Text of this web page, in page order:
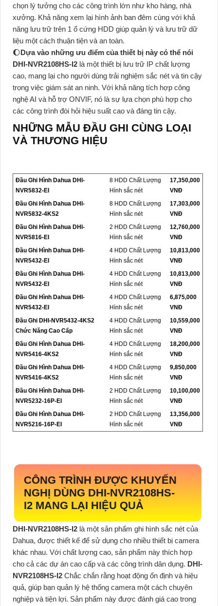
chọn lý tưởng cho các công trình lớn như kho hàng, nhà
xưởng. Khả năng xem lại hình ảnh ban đêm cùng với khả
năng lưu trữ trên 1 ổ cứng HDD giúp quản lý và lưu trữ dữ
liệu một cách thuận tiện và an toàn.
🌔Dựa vào những ưu điểm của thiết bị này có thể nói
DHI-NVR2108HS-I2 là một thiết bị lưu trữ IP chất lượng
cao, mang lại cho người dùng trải nghiệm sắc nét và tin cậy
trong việc giám sát an ninh. Với khả năng tích hợp công
nghệ AI và hỗ trợ ONVIF, nó là sự lựa chọn phù hợp cho
các công trình đòi hỏi hiệu suất cao và đáng tin cậy.
NHỮNG MẪU ĐẦU GHI CÙNG LOẠI
VÀ THƯƠNG HIỆU
Đầu Ghi Hình Dahua DHI-
NVR5832-EI
8 HDD Chất Lượng
Hình sắc nét
17,350,000
VNĐ
Đầu Ghi Hình Dahua DHI-
NVR5832-4KS2
8 HDD Chất Lượng
Hình sắc nét
17,303,000
VNĐ
Đầu Ghi Hình Dahua DHI-
NVR5816-EI
2 HDD Chất Lượng
Hình sắc nét
12,760,000
VNĐ
Đầu Ghi Hình Dahua DHI-
NVR5432-EI
4 HDD Chất Lượng
Hình sắc nét
10,813,000
VNĐ
Đầu Ghi Hình Dahua DHI-
NVR5432-EI
4 HDD Chất Lượng
Hình sắc nét
10,813,000
VNĐ
Đầu Ghi Hình Dahua DHI-
NVR5432-EI
4 HDD Chất Lượng
Hình sắc nét
6,875,000
VNĐ
Đầu Ghi DHI-NVR5432-4KS2
Chức Năng Cao Cấp
4 HDD Chất Lượng
Hình sắc nét
10,559,000
VNĐ
Đầu Ghi Hình Dahua DHI-
NVR5416-4KS2
4 HDD Chất Lượng
Hình sắc nét
18,200,000
VNĐ
Đầu Ghi Hình Dahua DHI-
NVR5416-4KS2
4 HDD Chất Lượng
Hình sắc nét
9,850,000
VNĐ
Đầu Ghi Hình Dahua DHI-
NVR5232-16P-EI
2 HDD Chất Lượng
Hình sắc nét
10,100,000
VNĐ
Đầu Ghi Hình Dahua DHI-
NVR5216-16P-EI
2 HDD Chất Lượng
Hình sắc nét
13,356,000
VNĐ
CÔNG TRÌNH ĐƯỢC KHUYẾN
NGHỊ DÙNG DHI-NVR2108HS-
I2 MANG LẠI HIỆU QUẢ
DHI-NVR2108HS-I2 là một sản phẩm ghi hình sắc nét của
Dahua, được thiết kế để sử dụng cho nhiều thiết bị camera
khác nhau. Với chất lượng cao, sản phẩm này thích hợp
cho cả các dự án cao cấp và các công trình dân dụng. DHI-
NVR2108HS-I2 Chắc chắn rằng hoạt động ổn định và hiệu
quả, giúp bạn quản lý hệ thống camera một cách chuyên
nghiệp và tiện lợi. Sản phẩm này được đánh giá cao trong